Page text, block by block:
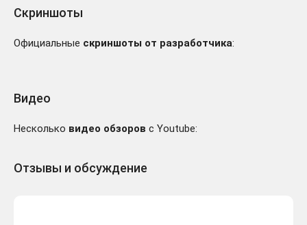
Скриншоты
Официальные скриншоты от разработчика:
Видео
Несколько видео обзоров с Youtube:
Отзывы и обсуждение